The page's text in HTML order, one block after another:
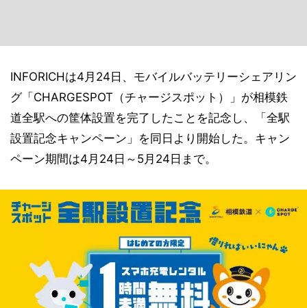
INFORICHは4月24日、モバイルバッテリーシェアリン
グ「CHARGESPOT（チャージスポット）」が相模鉄
道全駅への筐体設置を完了したことを記念し、「全駅
設置記念キャンペーン」を同日より開始した。キャン
ペーン期間は4月24日～5月24日まで。